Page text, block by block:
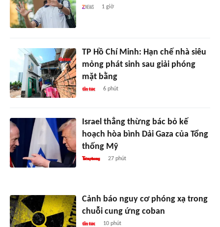
1 giờ
TP Hồ Chí Minh: Hạn chế nhà siêu
mỏng phát sinh sau giải phóng
mặt bằng
6 phút
Israel thẳng thừng bác bỏ kế
hoạch hòa bình Dải Gaza của Tổng
thống Mỹ
27 phút
Cảnh báo nguy cơ phóng xạ trong
chuỗi cung ứng coban
10 phút